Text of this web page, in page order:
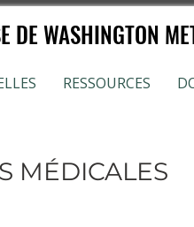
DE WASHINGTON
RESSOURCES
MÉDICALES